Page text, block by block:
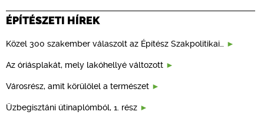
ÉPÍTÉSZETI HÍREK
Közel 300 szakember válaszolt az Építész Szakpolitikai…
Az óriásplakát, mely lakóhellyé változott
Városrész, amit körülölel a természet
Üzbegisztáni útinaplómból, 1. rész